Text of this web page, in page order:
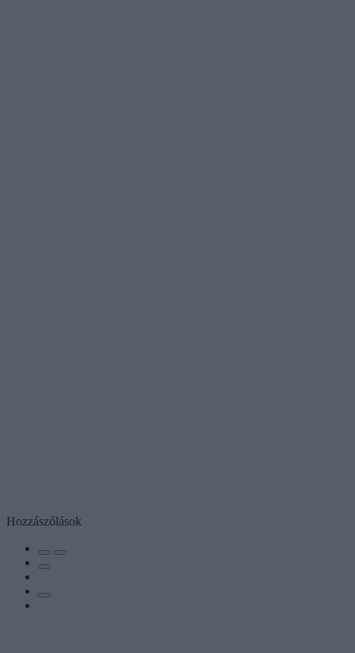
Hozzászólások